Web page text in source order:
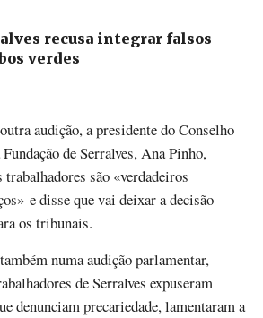
recusa integrar falsos
verdes
audição, a presidente do Conselho
de Serralves, Ana Pinho,
trabalhadores são «verdadeiros
e disse que vai deixar a decisão
os tribunais.
numa audição parlamentar,
de Serralves expuseram
denunciam precariedade, lamentaram a